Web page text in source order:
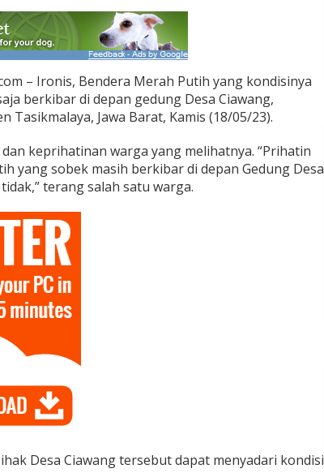
– Ironis, Bendera Merah Putih yang kondisinya
berkibar di depan gedung Desa Ciawang,
Tasikmalaya, Jawa Barat, Kamis (18/05/23).
keprihatinan warga yang melihatnya. “Prihatin
yang sobek masih berkibar di depan Gedung Desa
terang salah satu warga.
Desa Ciawang tersebut dapat menyadari kondisi